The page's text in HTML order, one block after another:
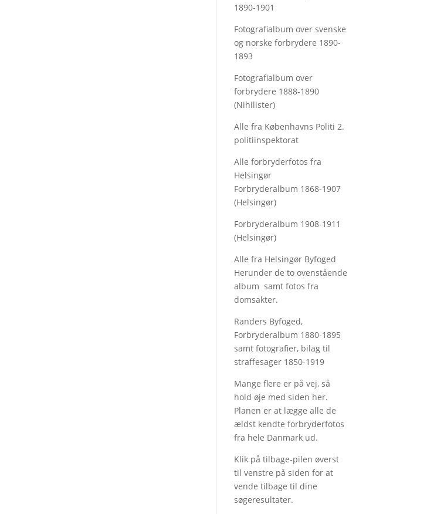
1890-1901
Fotografialbum over svenske
og norske forbrydere 1890-
1893
Fotografialbum over
forbrydere 1888-1890
(Nihilister)
Alle fra Københavns Politi 2.
politiinspektorat
Alle forbryderfotos fra
Helsingør
Forbryderalbum 1868-1907
(Helsingør)
Forbryderalbum 1908-1911
(Helsingør)
Alle fra Helsingør Byfoged
Herunder de to ovenstående
album samt fotos fra
domsakter.
Randers Byfoged,
Forbryderalbum 1880-1895
samt fotografier, bilag til
straffesager 1850-1919
Mange flere er på vej, så
hold øje med siden her.
Planen er at lægge alle de
ældst kendte forbryderfotos
fra hele Danmark ud.
Klik på tilbage-pilen øverst
til venstre på siden for at
vende tilbage til dine
søgeresultater.